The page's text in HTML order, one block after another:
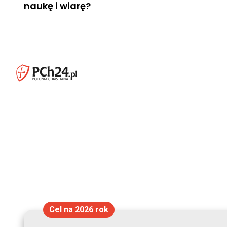
naukę i wiarę?
Cel na 2026 rok